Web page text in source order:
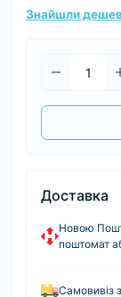
Знайшли
Доставка
Новою
поштомат
Самовивіз